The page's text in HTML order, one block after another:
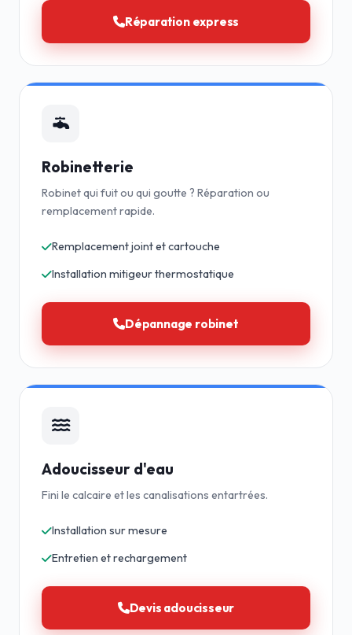
Réparation express
Robinetterie
Robinet qui fuit ou qui goutte ? Réparation ou
remplacement rapide.
Remplacement joint et cartouche
Installation mitigeur thermostatique
Dépannage robinet
Adoucisseur d'eau
Fini le calcaire et les canalisations entartrées.
Installation sur mesure
Entretien et rechargement
Devis adoucisseur